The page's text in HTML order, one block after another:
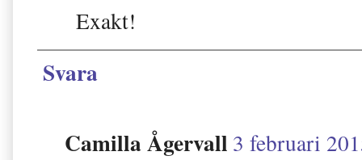
Exakt!
Svara
Camilla Ågervall 3 februari